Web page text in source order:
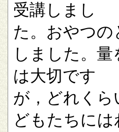
受講しまし
た。おやつの
しました。
は大切です
が，どれく
どもたちに